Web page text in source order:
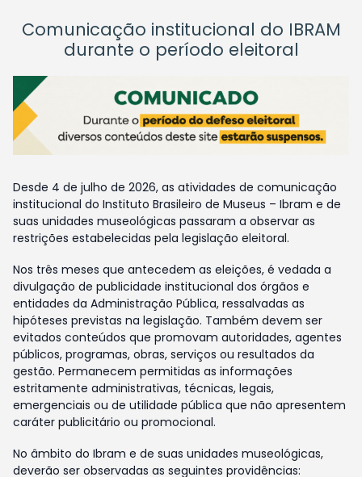
Comunicação institucional do IBRAM
durante o período eleitoral
Desde 4 de julho de 2026, as atividades de comunicação
institucional do Instituto Brasileiro de Museus – Ibram e de
suas unidades museológicas passaram a observar as
restrições estabelecidas pela legislação eleitoral.
Nos três meses que antecedem as eleições, é vedada a
divulgação de publicidade institucional dos órgãos e
entidades da Administração Pública, ressalvadas as
hipóteses previstas na legislação. Também devem ser
evitados conteúdos que promovam autoridades, agentes
públicos, programas, obras, serviços ou resultados da
gestão. Permanecem permitidas as informações
estritamente administrativas, técnicas, legais,
emergenciais ou de utilidade pública que não apresentem
caráter publicitário ou promocional.
No âmbito do Ibram e de suas unidades museológicas,
deverão ser observadas as seguintes providências: